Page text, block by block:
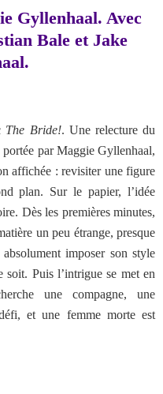
Gyllenhaal. Avec
Bale et Jake
The Bride!. Une relecture du
par Maggie Gyllenhaal,
affichée : revisiter une figure
plan. Sur le papier, l’idée
Dès les premières minutes,
un peu étrange, presque
imposer son style
soit. Puis l’intrigue se met en
une compagne, une
et une femme morte est